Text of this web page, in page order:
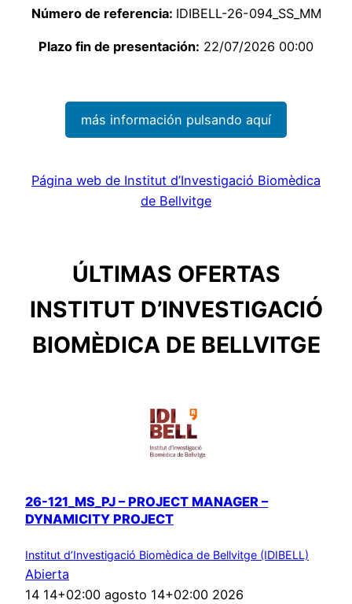
Número de referencia: IDIBELL-26-094_SS_MM
Plazo fin de presentación: 22/07/2026 00:00
más información pulsando aquí
Página web de Institut d’Investigació Biomèdica
de Bellvitge
ÚLTIMAS OFERTAS
INSTITUT D’INVESTIGACIÓ
BIOMÈDICA DE BELLVITGE
26-121_MS_PJ – PROJECT MANAGER –
DYNAMICITY PROJECT
Institut d’Investigació Biomèdica de Bellvitge (IDIBELL)
Abierta
14 14+02:00 agosto 14+02:00 2026